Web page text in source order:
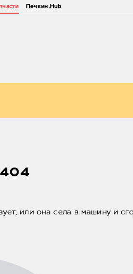
Печкин.Hub
404
или она села в машину и